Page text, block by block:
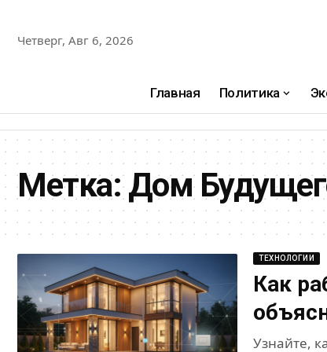
Четверг, Авг 6, 2026
Главная Политика
Метка:Дом
ТЕХНОЛОГИИ
Как
Узнайте,